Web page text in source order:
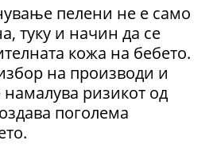
пелени не е само
туку и начин да се
кожа на бебето.
на производи и
ризикот од
поголема